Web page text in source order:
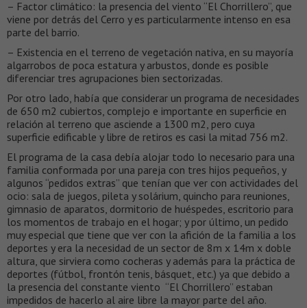
– Factor climático: la presencia del viento “El Chorrillero”, que
viene por detrás del Cerro y es particularmente intenso en esa
parte del barrio.
– Existencia en el terreno de vegetación nativa, en su mayoría
algarrobos de poca estatura y arbustos, donde es posible
diferenciar tres agrupaciones bien sectorizadas.
Por otro lado, había que considerar un programa de necesidades
de 650 m2 cubiertos, complejo e importante en superficie en
relación al terreno que asciende a 1300 m2, pero cuya
superficie edificable y libre de retiros es casi la mitad 756 m2.
El programa de la casa debía alojar todo lo necesario para una
familia conformada por una pareja con tres hijos pequeños, y
algunos “pedidos extras” que tenían que ver con actividades del
ocio: sala de juegos, pileta y solárium, quincho para reuniones,
gimnasio de aparatos, dormitorio de huéspedes, escritorio para
los momentos de trabajo en el hogar; y por último, un pedido
muy especial que tiene que ver con la afición de la familia a los
deportes y era la necesidad de un sector de 8m x 14m x doble
altura, que sirviera como cocheras y además para la práctica de
deportes (fútbol, frontón tenis, básquet, etc.) ya que debido a
la presencia del constante viento “El Chorrillero” estaban
impedidos de hacerlo al aire libre la mayor parte del año.